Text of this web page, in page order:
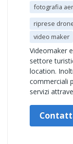
fotografia
riprese
video maker
Videomaker
settore
location.
commerciali
servizi